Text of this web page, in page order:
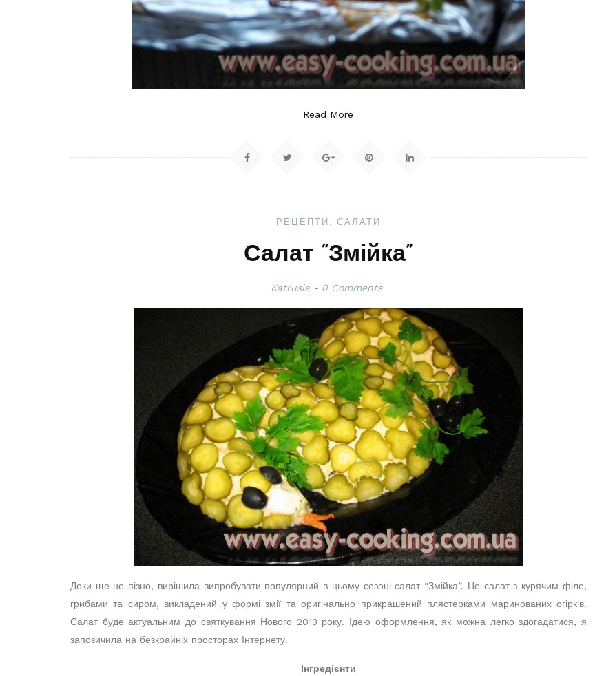
Read More
РЕЦЕПТИ САЛАТИ
Салат “Змійка”
Katrusia 0 Comments
Доки ще не пізно, вирішила випробувати популярний в цьому сезоні салат “Змійка”. Це салат з курячим філе,
грибами та сиром, викладений у формі змії та оригінально прикрашений плястерками маринованих огірків.
Салат буде актуальним до святкування Нового 2013 року. Ідею оформлення, як можна легко здогадатися, я
запозичила на безкрайніх просторах Інтернету.
Інгредієнти